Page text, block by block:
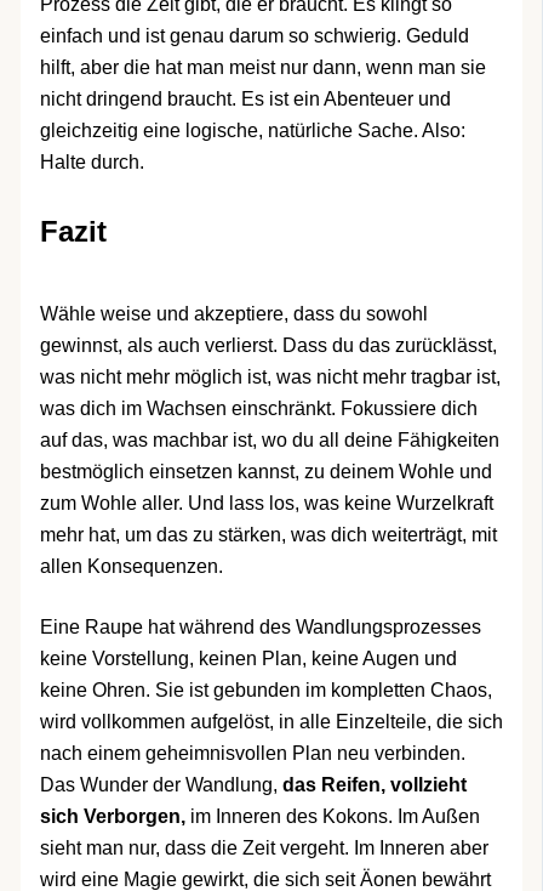
Prozess die Zeit gibt, die er braucht. Es klingt so
einfach und ist genau darum so schwierig. Geduld
hilft, aber die hat man meist nur dann, wenn man sie
nicht dringend braucht. Es ist ein Abenteuer und
gleichzeitig eine logische, natürliche Sache. Also:
Halte durch.
Fazit
Wähle weise und akzeptiere, dass du sowohl
gewinnst, als auch verlierst. Dass du das zurücklässt,
was nicht mehr möglich ist, was nicht mehr tragbar ist,
was dich im Wachsen einschränkt. Fokussiere dich
auf das, was machbar ist, wo du all deine Fähigkeiten
bestmöglich einsetzen kannst, zu deinem Wohle und
zum Wohle aller. Und lass los, was keine Wurzelkraft
mehr hat, um das zu stärken, was dich weiterträgt, mit
allen Konsequenzen.
Eine Raupe hat während des Wandlungsprozesses
keine Vorstellung, keinen Plan, keine Augen und
keine Ohren. Sie ist gebunden im kompletten Chaos,
wird vollkommen aufgelöst, in alle Einzelteile, die sich
nach einem geheimnisvollen Plan neu verbinden.
Das Wunder der Wandlung, das Reifen, vollzieht
sich Verborgen,im Inneren des Kokons. Im Außen
sieht man nur, dass die Zeit vergeht. Im Inneren aber
wird eine Magie gewirkt, die sich seit Äonen bewährt